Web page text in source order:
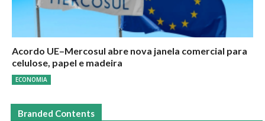
Acordo UE–Mercosul abre nova janela comercial para
celulose, papel e madeira
ECONOMIA
Branded Contents